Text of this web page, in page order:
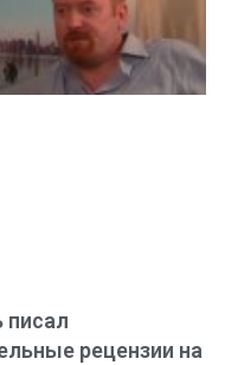
писал
рецензии на